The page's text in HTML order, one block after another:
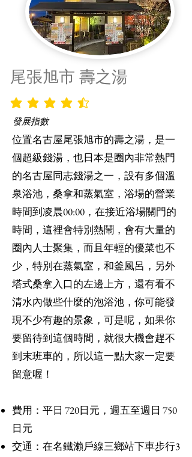
尾張旭市 壽之湯
平均評等為 4.5 ，滿分 5 分
發展指數
位置名古屋尾張旭市的壽之湯，是一
個超級錢湯，也日本是圈內非常熱門
的名古屋同志錢湯之一，設有多個溫
泉浴池，桑拿和蒸氣室，浴場的營業
時間到凌晨00:00，在接近浴場關門的
時間，這裡會特別熱鬧，會有大量的
圈內人士聚集，而且年輕的優菜也不
少，特別在蒸氣室，和釜風呂，另外
塔式桑拿入口的左邊上方，還有看不
清水內做些什麼的泡浴池，你可能發
現不少有趣的景象，可是呢，如果你
要留待到這個時間，就很大機會趕不
到末班車的，所以這一點大家一定要
留意喔！
​費用：平日 720日元，週五至週日 750
日元
交通：在名鐵瀨戶線三鄉站下車步行3